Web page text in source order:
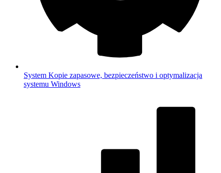
System Kopie zapasowe, bezpieczeństwo i optymalizacja
systemu Windows